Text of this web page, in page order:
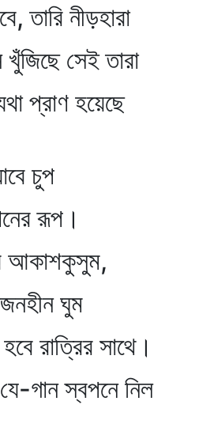
নীড়হারা
সেই তারা
হয়েছে
চুপ
রূপ।
ঘুম
সাথে।
নিল